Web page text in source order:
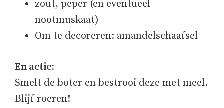
zout, peper (en eventueel
nootmuskaat)
Om te decoreren: amandelschaafsel
En actie:
Smelt de boter en bestrooi deze met meel.
Blijf roeren!